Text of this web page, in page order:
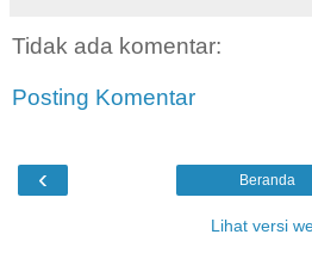
Tidak ada komentar:
Posting Komentar
‹ Beranda
Lihat versi